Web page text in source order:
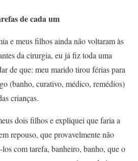
de cada um
e meus filhos ainda não voltaram às
da cirurgia, eu já fiz toda uma
de que: meu marido tirou férias para
(banho, curativo, médico, remédios)
crianças.
dois filhos e expliquei que faria a
repouso, que provavelmente não
com tarefa, banheiro, banho, que o